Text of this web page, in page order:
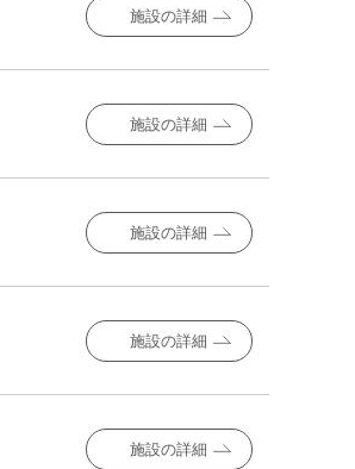
施設の詳細
施設の詳細
施設の詳細
施設の詳細
施設の詳細